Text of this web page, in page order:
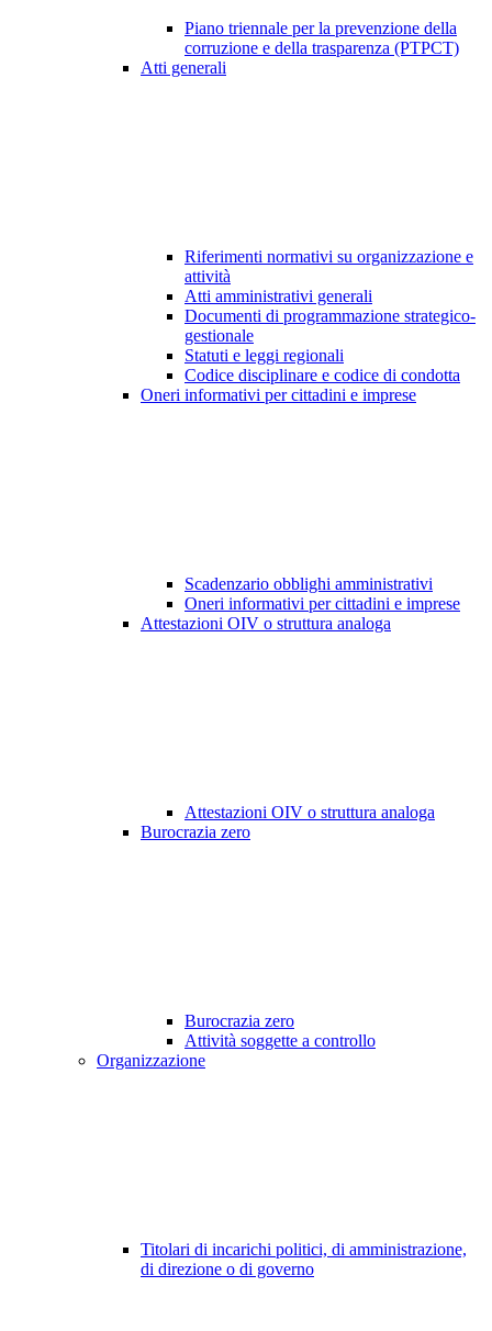
Piano triennale per la prevenzione della
corruzione e della trasparenza (PTPCT)
Atti generali
Riferimenti normativi su organizzazione e
attività
Atti amministrativi generali
Documenti di programmazione strategico-
gestionale
Statuti e leggi regionali
Codice disciplinare e codice di condotta
Oneri informativi per cittadini e imprese
Scadenzario obblighi amministrativi
Oneri informativi per cittadini e imprese
Attestazioni OIV o struttura analoga
Attestazioni OIV o struttura analoga
Burocrazia zero
Burocrazia zero
Attività soggette a controllo
Organizzazione
Titolari di incarichi politici, di amministrazione,
di direzione o di governo